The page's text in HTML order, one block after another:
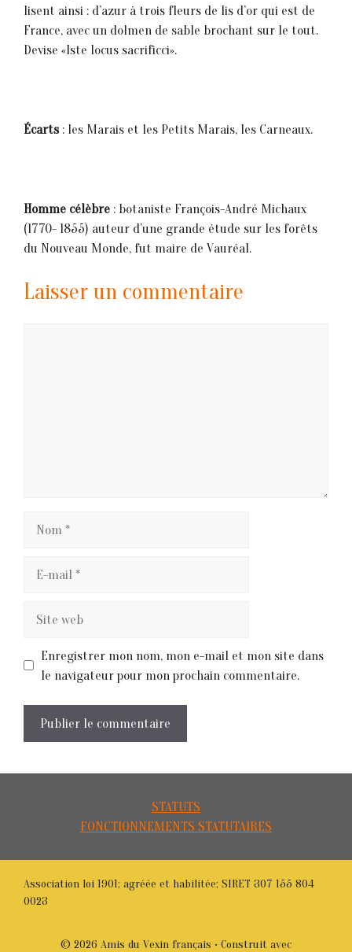
lisent ainsi : d’azur à trois fleurs de lis d’or qui est de
France, avec un dolmen de sable brochant sur le tout.
Devise «Iste locus sacrificci».
Écarts: les Marais et les Petits Marais, les Carneaux.
Homme célèbre : botaniste François-André Michaux
(1770- 1855) auteur d’une grande étude sur les forêts
du Nouveau Monde, fut maire de Vauréal.
Laisser un commentaire
Enregistrer mon nom, mon e-mail et mon site dans
le navigateur pour mon prochain commentaire.
STATUTS
FONCTIONNEMENTS STATUTAIRES
Association loi 1901; agréée et habilitée; SIRET 307 155 804
0023
© 2026 Amis du Vexin français • Construit avec